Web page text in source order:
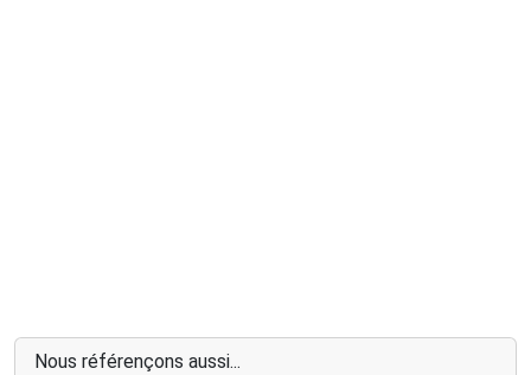
Nous référençons aussi...